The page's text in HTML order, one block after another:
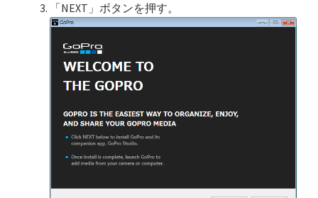
「NEXT」ボタンを押す。